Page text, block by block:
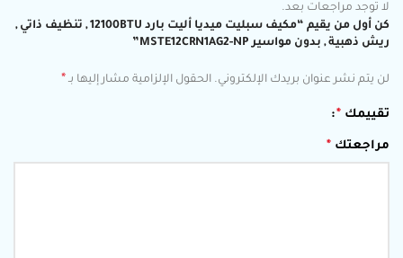
لا توجد مراجعات بعد.
كن أول من يقيم “مكيف سبليت ميديا أليت بارد 12100BTU , تنظيف ذاتي ,
ريش ذهبية , بدون مواسير MSTE12CRN1AG2-NP”
لن يتم نشر عنوان بريدك الإلكتروني. الحقول الإلزامية مشار إليها بـ *
تقييمك *
مراجعتك *